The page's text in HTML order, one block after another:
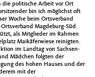
politische Arbeit vor Ort
bin ich möglichst oft
Woche beim Ortsverband
Magdeburg-Süd.
als Mitglieder im Rahmen
Maikäferwiese reinigten.
im Landtag von Sachsen-
Mädchen folgten der
des hohen Hauses und der
mit der